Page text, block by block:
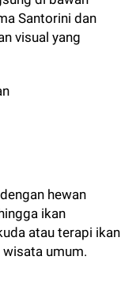
Santorini dan
visual yang
hewan
ikan
atau terapi ikan
umum.